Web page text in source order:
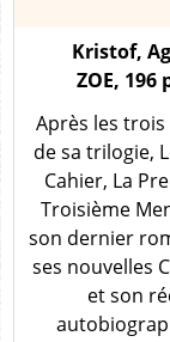
Kristof,
ZOE, 196
Après les
de sa trilogie,
Cahier, La
Troisième
son dernier
ses nouvelles
et son